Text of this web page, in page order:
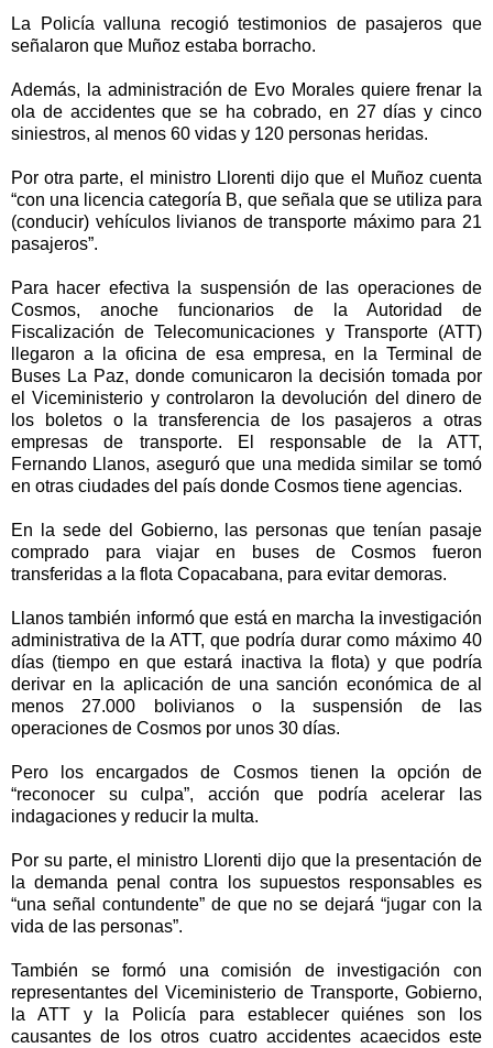
La Policía valluna recogió testimonios de pasajeros que
señalaron que Muñoz estaba borracho.
Además, la administración de Evo Morales quiere frenar la
ola de accidentes que se ha cobrado, en 27 días y cinco
siniestros, al menos 60 vidas y 120 personas heridas.
Por otra parte, el ministro Llorenti dijo que el Muñoz cuenta
“con una licencia categoría B, que señala que se utiliza para
(conducir) vehículos livianos de transporte máximo para 21
pasajeros”.
Para hacer efectiva la suspensión de las operaciones de
Cosmos, anoche funcionarios de la Autoridad de
Fiscalización de Telecomunicaciones y Transporte (ATT)
llegaron a la oficina de esa empresa, en la Terminal de
Buses La Paz, donde comunicaron la decisión tomada por
el Viceministerio y controlaron la devolución del dinero de
los boletos o la transferencia de los pasajeros a otras
empresas de transporte. El responsable de la ATT,
Fernando Llanos, aseguró que una medida similar se tomó
en otras ciudades del país donde Cosmos tiene agencias.
En la sede del Gobierno, las personas que tenían pasaje
comprado para viajar en buses de Cosmos fueron
transferidas a la flota Copacabana, para evitar demoras.
Llanos también informó que está en marcha la investigación
administrativa de la ATT, que podría durar como máximo 40
días (tiempo en que estará inactiva la flota) y que podría
derivar en la aplicación de una sanción económica de al
menos 27.000 bolivianos o la suspensión de las
operaciones de Cosmos por unos 30 días.
Pero los encargados de Cosmos tienen la opción de
“reconocer su culpa”, acción que podría acelerar las
indagaciones y reducir la multa.
Por su parte, el ministro Llorenti dijo que la presentación de
la demanda penal contra los supuestos responsables es
“una señal contundente” de que no se dejará “jugar con la
vida de las personas”.
También se formó una comisión de investigación con
representantes del Viceministerio de Transporte, Gobierno,
la ATT y la Policía para establecer quiénes son los
causantes de los otros cuatro accidentes acaecidos este